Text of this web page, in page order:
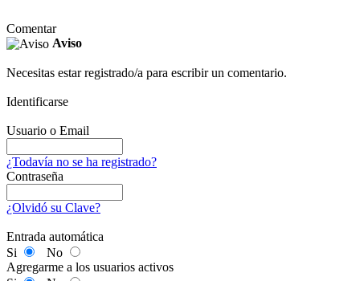
Comentar
Aviso
Necesitas estar registrado/a para escribir un comentario.
Identificarse
Usuario o Email
¿Todavía no se ha registrado?
Contraseña
¿Olvidó su Clave?
Entrada automática
Si
No
Agregarme a los usuarios activos